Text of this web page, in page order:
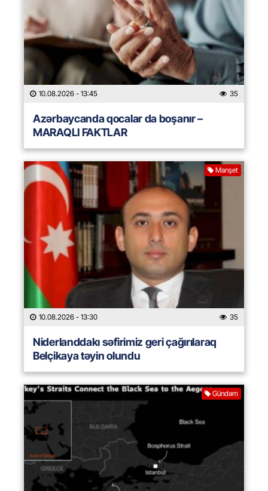
10.08.2026 - 13:45 35
Azərbaycanda qocalar da boşanır –
MARAQLI FAKTLAR
Manşet
10.08.2026 - 13:30 35
Niderlanddakı səfirimiz geri çağırılaraq
Belçikaya təyin olundu
Gündəm